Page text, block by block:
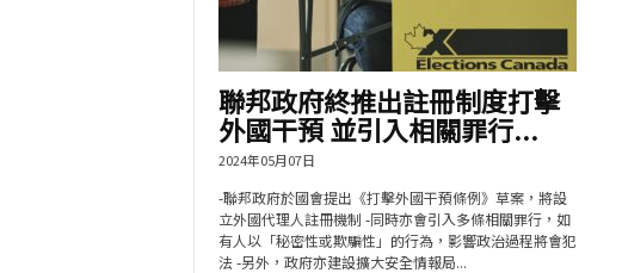
聯邦政府終推出註冊制度打擊
外國干預 並引入相關罪行...
2024年05月07日
-聯邦政府於國會提出《打擊外國干預條例》草案，將設
立外國代理人註冊機制 -同時亦會引入多條相關罪行，如
有人以「秘密性或欺騙性」的行為，影響政治過程將會犯
法 -另外，政府亦建設擴大安全情報局...